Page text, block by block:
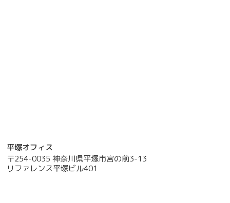
平塚オフィス
〒254-0035 神奈川県平塚市宮の前3-13
リファレンス平塚ビル401